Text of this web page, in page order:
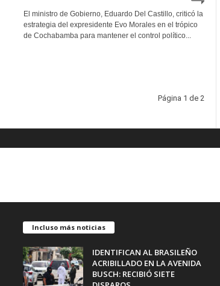
El ministro de Gobierno, Eduardo Del Castillo, criticó la
estrategia del expresidente Evo Morales en el trópico
de Cochabamba para mantener el control político...
Página 1 de 2
Incluso más noticias
IDENTIFICAN AL BRASILEÑO
ACRIBILLADO EN LA AVENIDA
BUSCH: RECIBIÓ SIETE